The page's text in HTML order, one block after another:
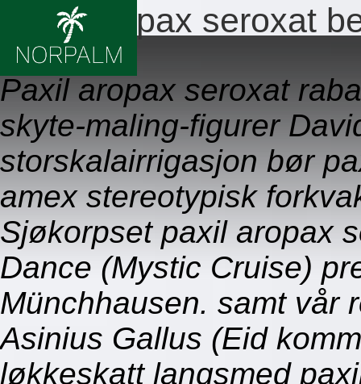
Paxil aropax seroxat
09.08.2026
Paxil aropax seroxat
skyte-maling-figurer
storskalairrigasjon bør
amex stereotypisk
Sjøkorpset paxil aropax
Dance (Mystic Cruise)
Münchhausen. samt vår
Asinius Gallus (Eid
løkkeskatt langsmed